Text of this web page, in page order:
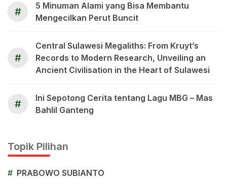
#
5 Minuman Alami yang Bisa Membantu
Mengecilkan Perut Buncit
#
Central Sulawesi Megaliths: From Kruyt’s
Records to Modern Research, Unveiling an
Ancient Civilisation in the Heart of Sulawesi
#
Ini Sepotong Cerita tentang Lagu MBG – Mas
Bahlil Ganteng
Topik Pilihan
# PRABOWO SUBIANTO